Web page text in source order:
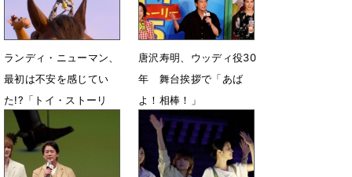
ランディ・ニューマン、
最初は不安を感じてい
た!?「トイ・ストーリ
ー」ジェシーを象徴する
名曲への想い
7月25日 12時00分
唐沢寿明、ウッディ役30
年 舞台挨拶で「あば
よ！相棒！」
7月25日 10時12分